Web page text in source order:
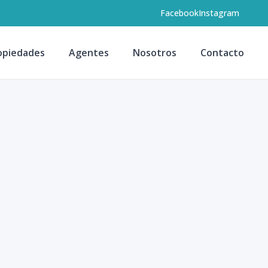
FacebookInstagram
Agentes Nosotros Contacto